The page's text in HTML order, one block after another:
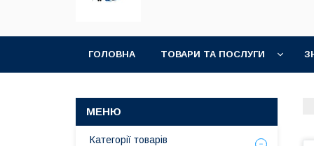
ГОЛОВНА ТОВАРИ ТА ПОСЛУГИ
Категорії товарів